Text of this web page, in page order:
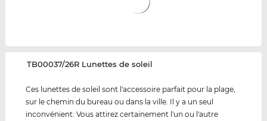
‌TB00037/26R Lunettes de soleil
Ces lunettes de soleil sont l'accessoire parfait pour la plage,
sur le chemin du bureau ou dans la ville. Il y a un seul
inconvénient: Vous attirez certainement l'un ou l'autre